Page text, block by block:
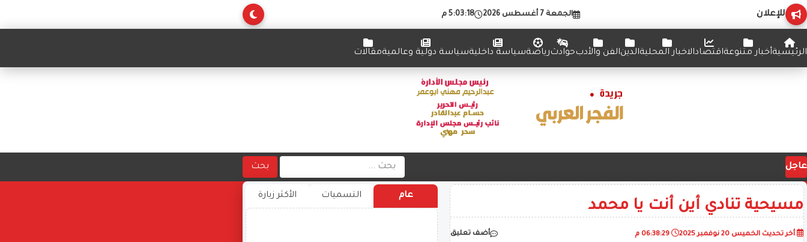
للإعلان الجمعة 7 أغسطس 2026 5:03:19 م
الرئيسيةأخبار متنوعةاقتصادالاخبار المحليةالدينالفن والأدبحوادثرياضةسياسة داخليةسياسة دولية وعالميةمقالات
عاجل بحث
مسيحية تنادي أين أنت يا محمد
أخر تحديث الخميس 20 نوفمبر 2025 أضف تعليق
عام التسميات الأكثر زيارة